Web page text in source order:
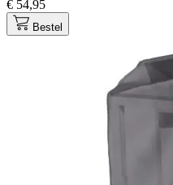
€ 54,95
Bestel